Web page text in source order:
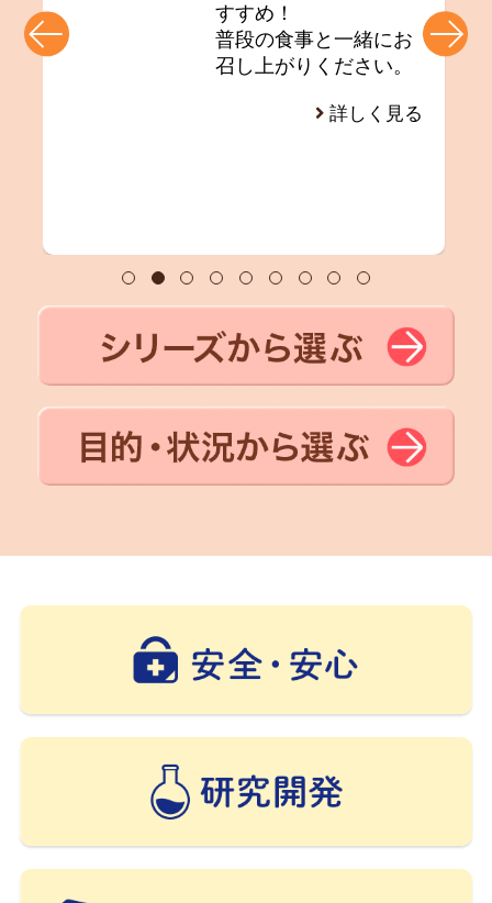
すすめ！
普段の食事と一緒にお
召し上がりください。
詳しく見る